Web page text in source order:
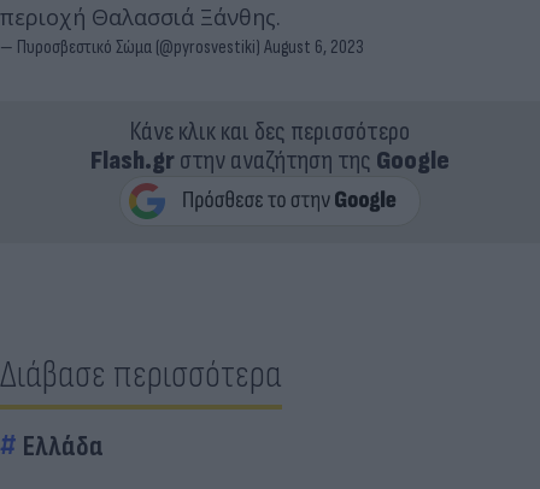
περιοχή Θαλασσιά Ξάνθης.
— Πυροσβεστικό Σώμα (@pyrosvestiki) August 6, 2023
Κάνε κλικ και δες περισσότερο
Flash.grστην αναζήτηση της Google
Διάβασε περισσότερα
Ελλάδα